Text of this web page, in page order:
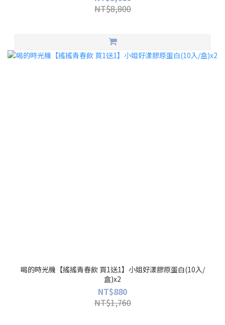
NT$8,800
喝的時光機【搖搖青春飲 買1送1】小姐好漾膠原蛋白(10入/
盒)x2
NT$880
NT$1,760